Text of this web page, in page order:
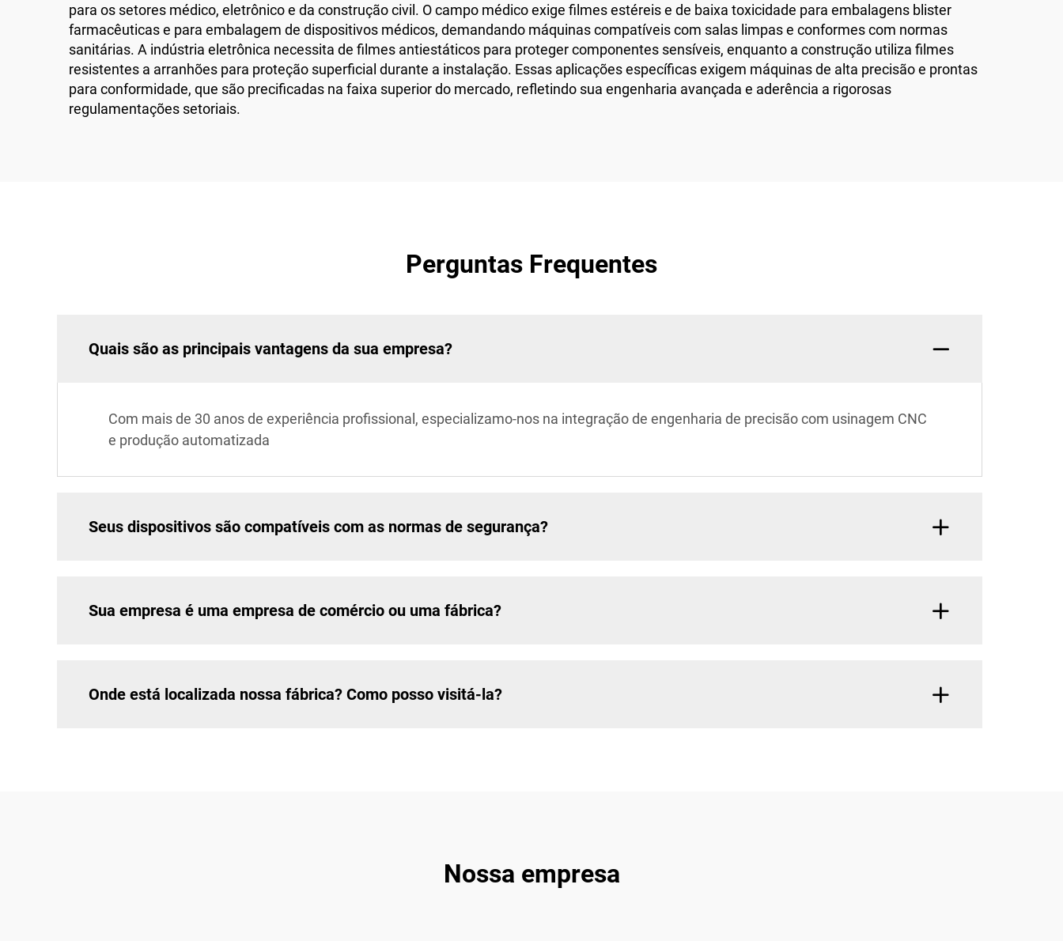
para os setores médico, eletrônico e da construção civil. O campo médico exige filmes estéreis e de baixa toxicidade para embalagens blister
farmacêuticas e para embalagem de dispositivos médicos, demandando máquinas compatíveis com salas limpas e conformes com normas
sanitárias. A indústria eletrônica necessita de filmes antiestáticos para proteger componentes sensíveis, enquanto a construção utiliza filmes
resistentes a arranhões para proteção superficial durante a instalação. Essas aplicações específicas exigem máquinas de alta precisão e prontas
para conformidade, que são precificadas na faixa superior do mercado, refletindo sua engenharia avançada e aderência a rigorosas
regulamentações setoriais.
Perguntas Frequentes
Quais são as principais vantagens da sua empresa?
Com mais de 30 anos de experiência profissional, especializamo-nos na integração de engenharia de precisão com usinagem CNC
e produção automatizada
Seus dispositivos são compatíveis com as normas de segurança?
Sua empresa é uma empresa de comércio ou uma fábrica?
Onde está localizada nossa fábrica? Como posso visitá-la?
Nossa empresa